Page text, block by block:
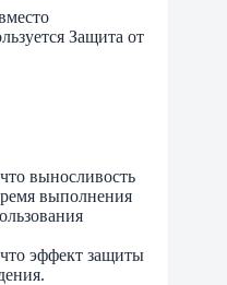
Защита от
выносливость
выполнения
эффект защиты